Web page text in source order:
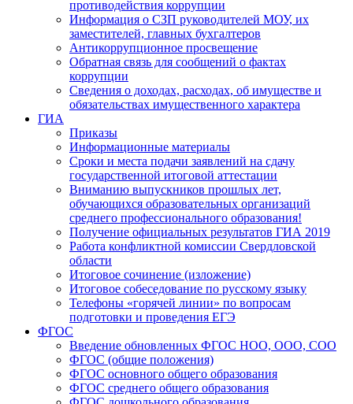
противодействия коррупции
Информация о СЗП руководителей МОУ, их
заместителей, главных бухгалтеров
Антикоррупционное просвещение
Обратная связь для сообщений о фактах
коррупции
Сведения о доходах, расходах, об имуществе и
обязательствах имущественного характера
ГИА
Приказы
Информационные материалы
Сроки и места подачи заявлений на сдачу
государственной итоговой аттестации
Вниманию выпускников прошлых лет,
обучающихся образовательных организаций
среднего профессионального образования!
Получение официальных результатов ГИА 2019
Работа конфликтной комиссии Свердловской
области
Итоговое сочинение (изложение)
Итоговое собеседование по русскому языку
Телефоны «горячей линии» по вопросам
подготовки и проведения ЕГЭ
ФГОС
Введение обновленных ФГОС НОО, ООО, СОО
ФГОС (общие положения)
ФГОС основного общего образования
ФГОС среднего общего образования